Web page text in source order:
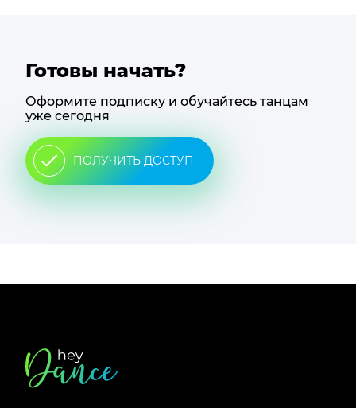
Готовы начать?
Оформите подписку и обучайтесь танцам
уже сегодня
ПОЛУЧИТЬ ДОСТУП
Футер
сайта